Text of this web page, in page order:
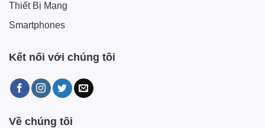
Thiết Bị Mạng
Smartphones
Kết nối với chúng tôi
Về chúng tôi